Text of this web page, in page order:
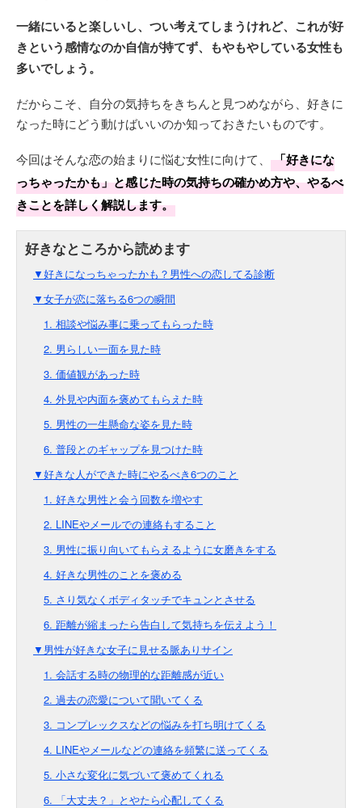
一緒にいると楽しいし、つい考えてしまうけれど、これが好
きという感情なのか自信が持てず、もやもやしている女性も
多いでしょう。
だからこそ、自分の気持ちをきちんと見つめながら、好きに
なった時にどう動けばいいのか知っておきたいものです。
今回はそんな恋の始まりに悩む女性に向けて、
「好きにな
っちゃったかも」と感じた時の気持ちの確かめ方や、やるべ
きことを詳しく解説します。
▼好きになっちゃったかも？男性への恋してる診断
▼女子が恋に落ちる6つの瞬間
1. 相談や悩み事に乗ってもらった時
2. 男らしい一面を見た時
3. 価値観があった時
4. 外見や内面を褒めてもらえた時
5. 男性の一生懸命な姿を見た時
6. 普段とのギャップを見つけた時
▼好きな人ができた時にやるべき6つのこと
1. 好きな男性と会う回数を増やす
2. LINEやメールでの連絡もすること
3. 男性に振り向いてもらえるように女磨きをする
4. 好きな男性のことを褒める
5. さり気なくボディタッチでキュンとさせる
6. 距離が縮まったら告白して気持ちを伝えよう！
▼男性が好きな女子に見せる脈ありサイン
1. 会話する時の物理的な距離感が近い
2. 過去の恋愛について聞いてくる
3. コンプレックスなどの悩みを打ち明けてくる
4. LINEやメールなどの連絡を頻繁に送ってくる
5. 小さな変化に気づいて褒めてくれる
6. 「大丈夫？」とやたら心配してくる